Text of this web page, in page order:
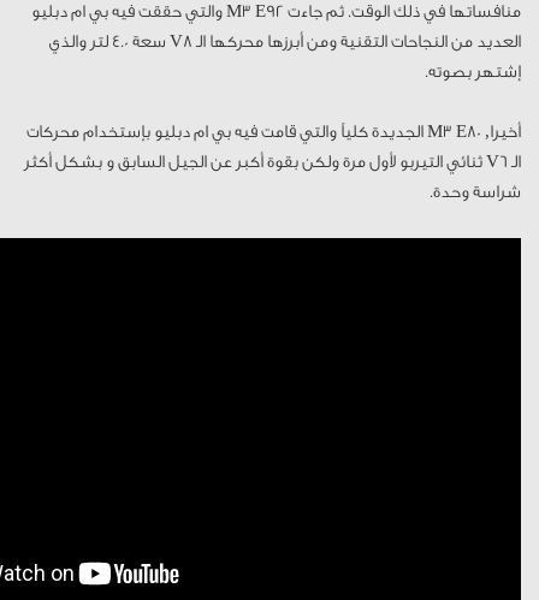
منافساتها في ذلك الوقت. ثم جاءت M3 E92 والتي حققت فيه بي ام دبليو
العديد من النجاحات التقنية ومن أبرزها محركها الـ V8 سعة 4.0 لتر والذي
إشتهر بصوته.
أخيرا, M3 E80 الجديدة كلياً والتي قامت فيه بي ام دبليو بإستخدام محركات
الـ V6 ثنائي التيربو لأول مرة ولكن بقوة أكبر عن الجيل السابق و بشكل أكثر
شراسة وحدة.